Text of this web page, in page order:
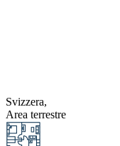
Svizzera,
Area terrestre